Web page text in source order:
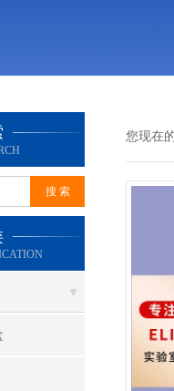
您现在